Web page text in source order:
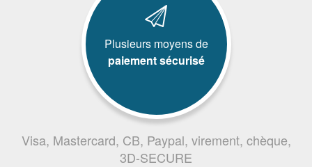
Plusieurs moyens de
paiement sécurisé
Visa, Mastercard, CB, Paypal, virement, chèque,
3D-SECURE